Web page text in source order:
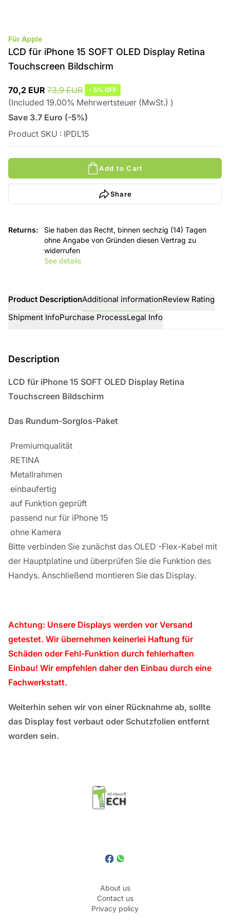
Für Apple
LCD für iPhone 15 SOFT OLED Display Retina
Touchscreen Bildschirm
70,2 EUR 73,9 EUR - 5% OFF
(Included 19.00% Mehrwertsteuer (MwSt.) )
Save 3.7 Euro (-5%)
Product SKU : IPDL15
Add to Cart
Share
Returns:
Sie haben das Recht, binnen sechzig (14) Tagen
ohne Angabe von Gründen diesen Vertrag zu
widerrufen
See details
Product DescriptionAdditional informationReview Rating
Shipment InfoPurchase ProcessLegal Info
Description
LCD für iPhone 15 SOFT OLED Display Retina
Touchscreen Bildschirm
Das Rundum-Sorglos-Paket
Premiumqualität
RETINA
Metallrahmen
einbaufertig
auf Funktion geprüft
passend nur für iPhone 15
ohne Kamera
Bitte verbinden Sie zunächst das OLED -Flex-Kabel mit
der Hauptplatine und überprüfen Sie die Funktion des
Handys. Anschließend montieren Sie das Display.
Achtung: Unsere Displays werden vor Versand
getestet. Wir übernehmen keinerlei Haftung für
Schäden oder Fehl-Funktion durch fehlerhaften
Einbau! Wir empfehlen daher den Einbau durch eine
Fachwerkstatt.
Weiterhin sehen wir von einer Rücknahme ab, sollte
das Display fest verbaut oder Schutzfolien entfernt
worden sein.
About us
Contact us
Privacy policy